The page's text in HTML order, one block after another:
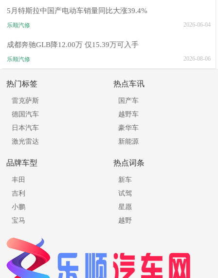
5月特斯拉中国产电动车销量同比大涨39.4%
乐顺汽修 2026-06-04
成都奔驰GLB降12.00万 仅15.39万可入手
乐顺汽修 2026-08-06
热门标签
雷克萨斯
德国汽车
日本汽车
激光雷达
热点车讯
国产车
越野车
豪华车
新能源
品牌车型
丰田
吉利
小鹏
宝马
热点词条
新车
试驾
星愿
越野